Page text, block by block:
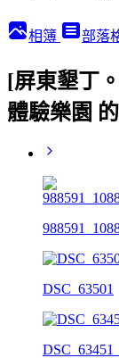
相簿 部落
[屏東墾丁
體驗樂園
DSC_63501